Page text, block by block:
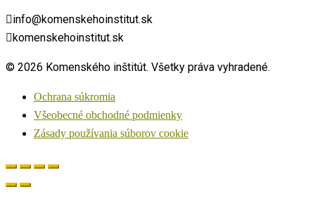
info@komenskehoinstitut.sk
komenskehoinstitut.sk
© 2026 Komenského inštitút. Všetky práva vyhradené.
Ochrana súkromia
Všeobecné obchodné podmienky
Zásady používania súborov cookie